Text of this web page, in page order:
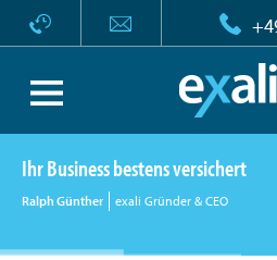
Ihr Business bestens versichert
Ralph Günther exali Gründer & CEO